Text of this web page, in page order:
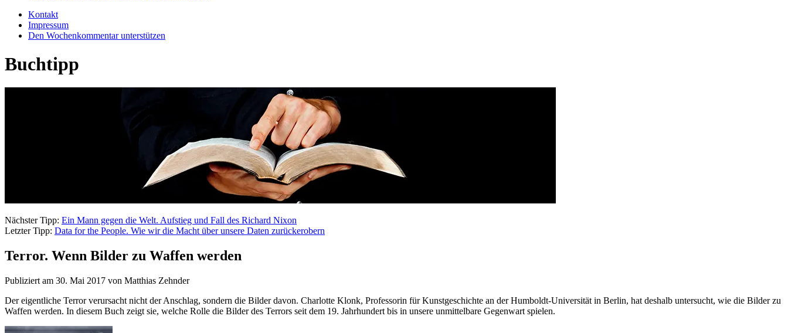
Kontakt
Impressum
Den Wochenkommentar unterstützen
Buchtipp
Nächster Tipp: Ein Mann gegen die Welt. Aufstieg und Fall des Richard Nixon
Letzter Tipp: Data for the People. Wie wir die Macht über unsere Daten zurückerobern
Terror. Wenn Bilder zu Waffen werden
Publiziert am 30. Mai 2017 von Matthias Zehnder
Der eigentliche Terror verursacht nicht der Anschlag, sondern die Bilder davon. Charlotte Klonk, Professorin für Kunstgeschichte an der Humboldt-Universität in Berlin, hat deshalb untersucht, wie die Bilder zu
Waffen werden. In diesem Buch zeigt sie, welche Rolle die Bilder des Terrors seit dem 19. Jahrhundert bis in unsere unmittelbare Gegenwart spielen.